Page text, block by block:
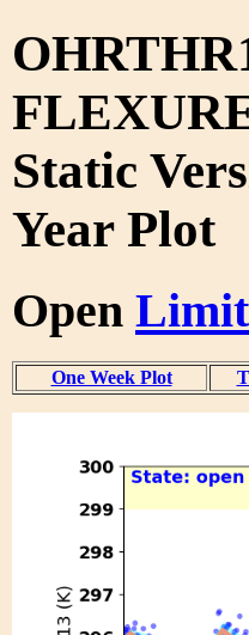
Static
Year Plot
Open
One Week Plot